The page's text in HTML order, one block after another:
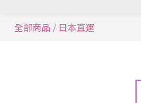
全部商品 / 日本直運